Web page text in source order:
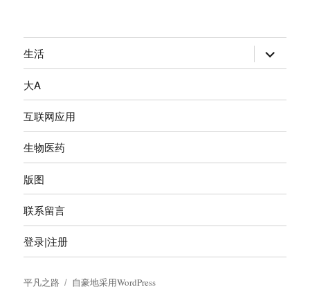
生活
开
大A
互联网应用
生物医药
版图
联系留言
登录|注册
平凡之路 自豪地采用WordPress